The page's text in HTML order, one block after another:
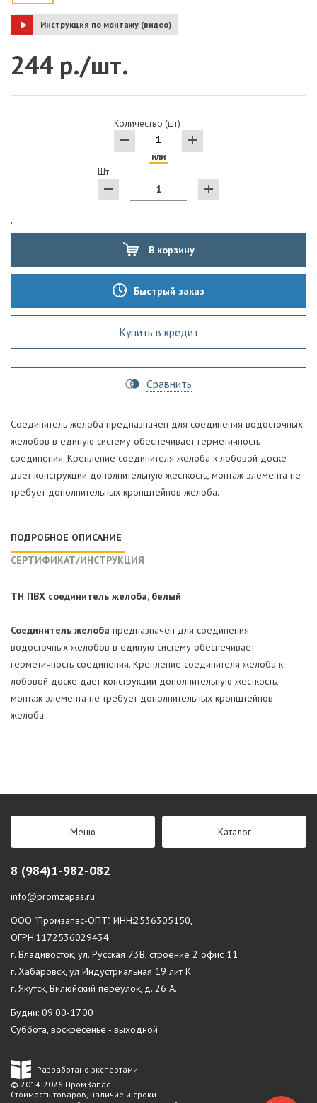
Инструкция по монтажу (видео)
244 р./шт.
Количество (шт)
или
Шт
'
В корзину
Быстрый заказ
Купить в кредит
Сравнить
Соединитель желоба предназначен для соединения водосточных
желобов в единую систему обеспечивает герметичность
соединения. Крепление соединителя желоба к лобовой доске
дает конструкции дополнительную жесткость, монтаж элемента не
требует дополнительных кронштейнов желоба.
ПОДРОБНОЕ ОПИСАНИЕ
СЕРТИФИКАТ/ИНСТРУКЦИЯ
ТН ПВХ соединитель желоба, белый
Соединитель желоба предназначен для соединения
водосточных желобов в единую систему обеспечивает
герметичность соединения. Крепление соединителя желоба к
лобовой доске дает конструкции дополнительную жесткость,
монтаж элемента не требует дополнительных кронштейнов
желоба.
Меню Каталог
8 (984)1-982-082
info@promzapas.ru
ООО "Промзапас-ОПТ", ИНН:2536305150,
ОГРН:1172536029434
г. Владивосток, ул. Русская 73В, строение 2 офис 11
г. Хабаровск, ул Индустриальная 19 лит К
г. Якутск, Вилюйский переулок, д. 26 А.
Будни: 09.00-17.00
Суббота, воскресенье - выходной
Разработано экспертами
© 2014-2026 ПромЗапас
Стоимость товаров, наличие и сроки